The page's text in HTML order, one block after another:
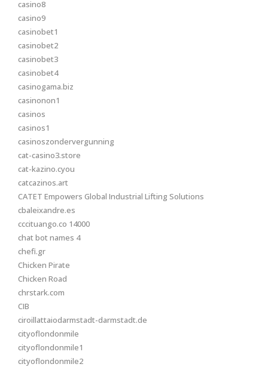
casino8
casino9
casinobet1
casinobet2
casinobet3
casinobet4
casinogama.biz
casinonon1
casinos
casinos1
casinoszondervergunning
cat-casino3.store
cat-kazino.cyou
catcazinos.art
CATET Empowers Global Industrial Lifting Solutions
cbaleixandre.es
cccituango.co 14000
chat bot names 4
chefi.gr
Chicken Pirate
Chicken Road
chrstark.com
CIB
ciroillattaiodarmstadt-darmstadt.de
cityoflondonmile
cityoflondonmile1
cityoflondonmile2